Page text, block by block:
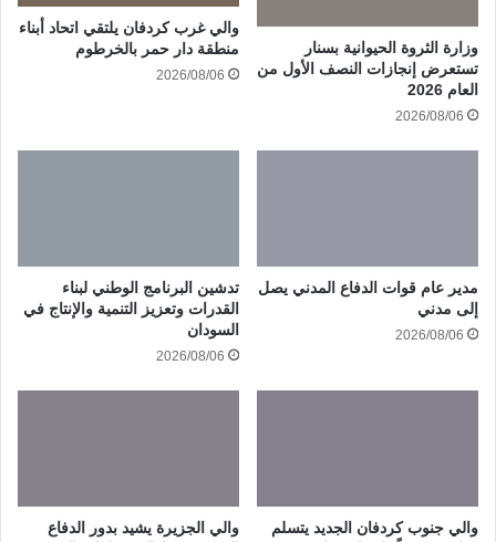
وزارة الثروة الحيوانية بسنار
تستعرض إنجازات النصف الأول من
العام 2026
2026/08/06
والي غرب كردفان يلتقي اتحاد أبناء
منطقة دار حمر بالخرطوم
2026/08/06
مدير عام قوات الدفاع المدني يصل
إلى مدني
2026/08/06
تدشين البرنامج الوطني لبناء
القدرات وتعزيز التنمية والإنتاج في
السودان
2026/08/06
والي جنوب كردفان الجديد يتسلم
والي الجزيرة يشيد بدور الدفاع